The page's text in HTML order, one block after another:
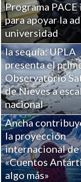
Programa
para apoyar la
universidad
Ciencia para
la sequía: UPLA
presenta el
Observatorio
de Nieves a
nacional
Académicos de
Universidad de
Ancha
la proyección
internacional de
«Cuentos
algo más»